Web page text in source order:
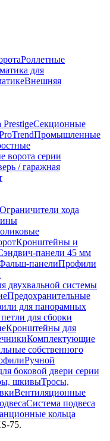
Роллетные
для
Внешняя
Секционные
Промышленные
ворота серии
/ гаражная
Ограничители хода
Кронштейны и
панели 45 мм
панелиПрофили
двухвальной системы
Предохранительные
для панорамных
для сборки
Кронштейны для
Комплектующие
собственного
Ручной
боковой двери серии
шкивыТросы,
Вентиляционные
Система подвеса
кольца
75.